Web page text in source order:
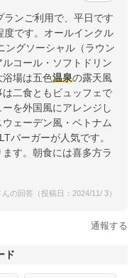
ンご利用で、平日です
度です。オールインクル
ングソーシャル（ラウン
コール・ソフトドリン
浴場は五色温泉の露天風
二食ともビュッフェで
を外国風にアレンジし
ェーデン風・ベトナム
バーガーが人気です。
す。朝食には喜多方ラ
の回答（投稿日：2024/11/ 3）
通報する
ド